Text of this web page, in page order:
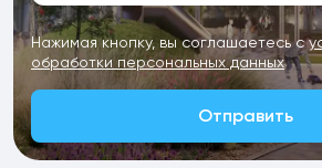
Нажимая кнопку, вы соглашаетесь с
обработки персональных данных
Отправить